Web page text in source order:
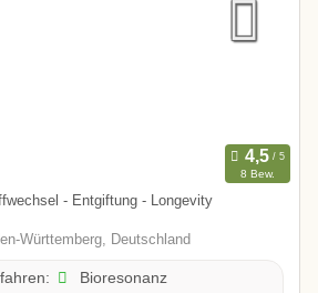
8 Bew.
- Entgiftung - Longevity
Württemberg, Deutschland
Bioresonanz